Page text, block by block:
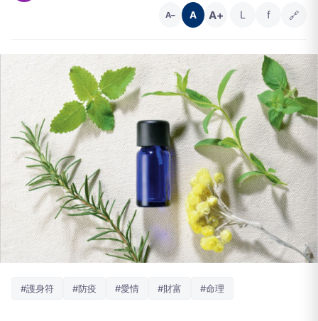
A− A A+ L f 🔗
#護身符 #防疫 #愛情 #財富 #命理